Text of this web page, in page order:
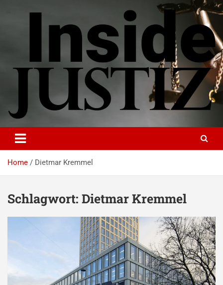
INSIDE-JUSTIZ
Home Dietmar Kremmel
Schlagwort: Dietmar Kremmel